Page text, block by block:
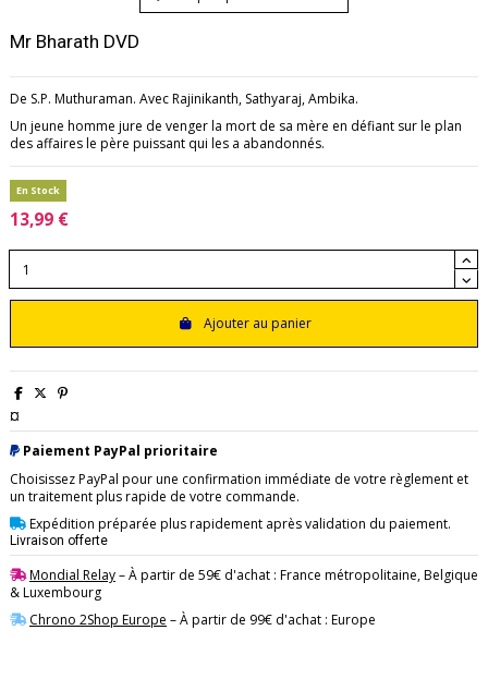
Mr Bharath DVD
De S.P. Muthuraman. Avec Rajinikanth, Sathyaraj, Ambika.
Un jeune homme jure de venger la mort de sa mère en défiant sur le plan
des affaires le père puissant qui les a abandonnés.
En Stock
13,99 €
Ajouter au panier
¤
Paiement PayPal prioritaire
Choisissez PayPal pour une confirmation immédiate de votre règlement et
un traitement plus rapide de votre commande.
Expédition préparée plus rapidement après validation du paiement.
Livraison offerte
Mondial Relay– À partir de 59€ d'achat : France métropolitaine, Belgique
& Luxembourg
Chrono 2Shop Europe – À partir de 99€ d'achat : Europe